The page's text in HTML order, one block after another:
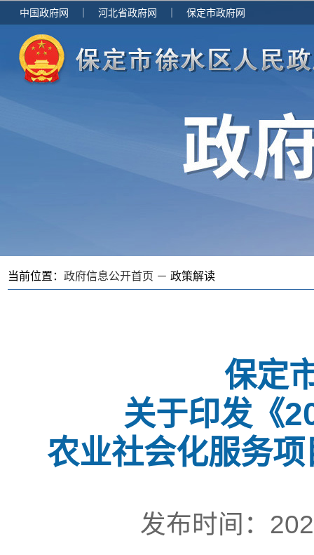
中国政府网 河北省政府网 保定市政府网
当前位置： 政府信息公开首页 － 政策解读
保定
关于印发《
农业社会化服务
发布时间：